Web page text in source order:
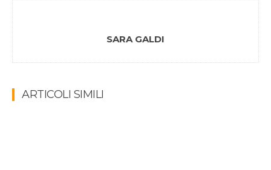
SARA GALDI
ARTICOLI SIMILI